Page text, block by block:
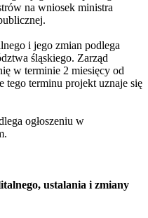
na wniosek ministra
i jego zmian podlega
śląskiego. Zarząd
w terminie 2 miesięcy od
tego terminu projekt uznaje się
ogłoszeniu w
ustalania i zmiany